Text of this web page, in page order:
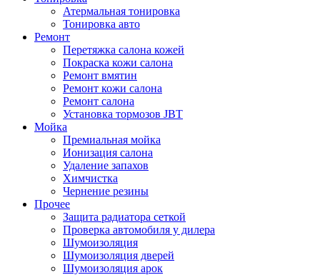
Атермальная тонировка
Тонировка авто
Ремонт
Перетяжка салона кожей
Покраска кожи салона
Ремонт вмятин
Ремонт кожи салона
Ремонт салона
Установка тормозов JBT
Мойка
Премиальная мойка
Ионизация салона
Удаление запахов
Химчистка
Чернение резины
Прочее
Защита радиатора сеткой
Проверка автомобиля у дилера
Шумоизоляция
Шумоизоляция дверей
Шумоизоляция арок